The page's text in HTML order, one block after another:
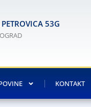
53G
KONTAKT